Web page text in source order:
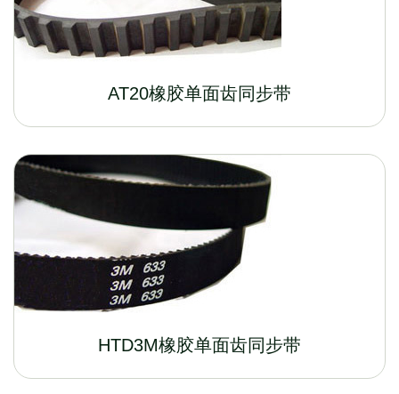
AT20橡胶单面齿同步带
HTD3M橡胶单面齿同步带